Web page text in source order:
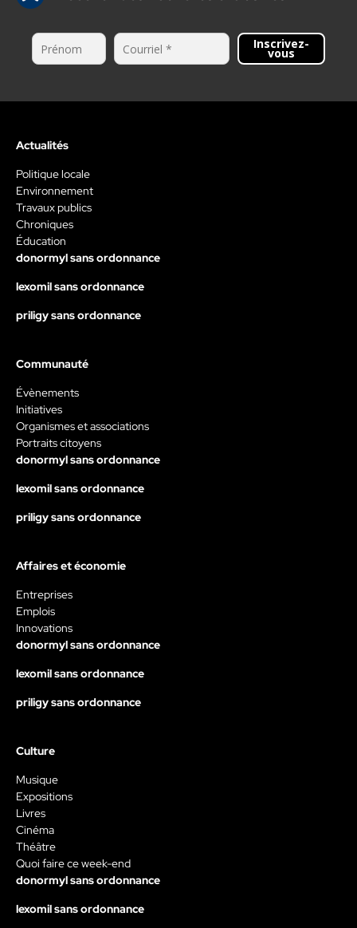
Inscrivez-
vous
Actualités
Politique locale
Environnement
Travaux publics
Chroniques
Éducation
donormyl sans ordonnance
lexomil sans ordonnance
priligy sans ordonnance
Communauté
Évènements
Initiatives
Organismes et associations
Portraits citoyens
donormyl sans ordonnance
lexomil sans ordonnance
priligy sans ordonnance
Affaires et économie
Entreprises
Emplois
Innovations
donormyl sans ordonnance
lexomil sans ordonnance
priligy sans ordonnance
Culture
Musique
Expositions
Livres
Cinéma
Théâtre
Quoi faire ce week-end
donormyl sans ordonnance
lexomil sans ordonnance